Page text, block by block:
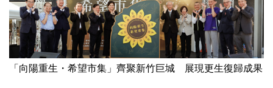
「向陽重生・希望市集」齊聚新竹巨城 展現更生復歸成果